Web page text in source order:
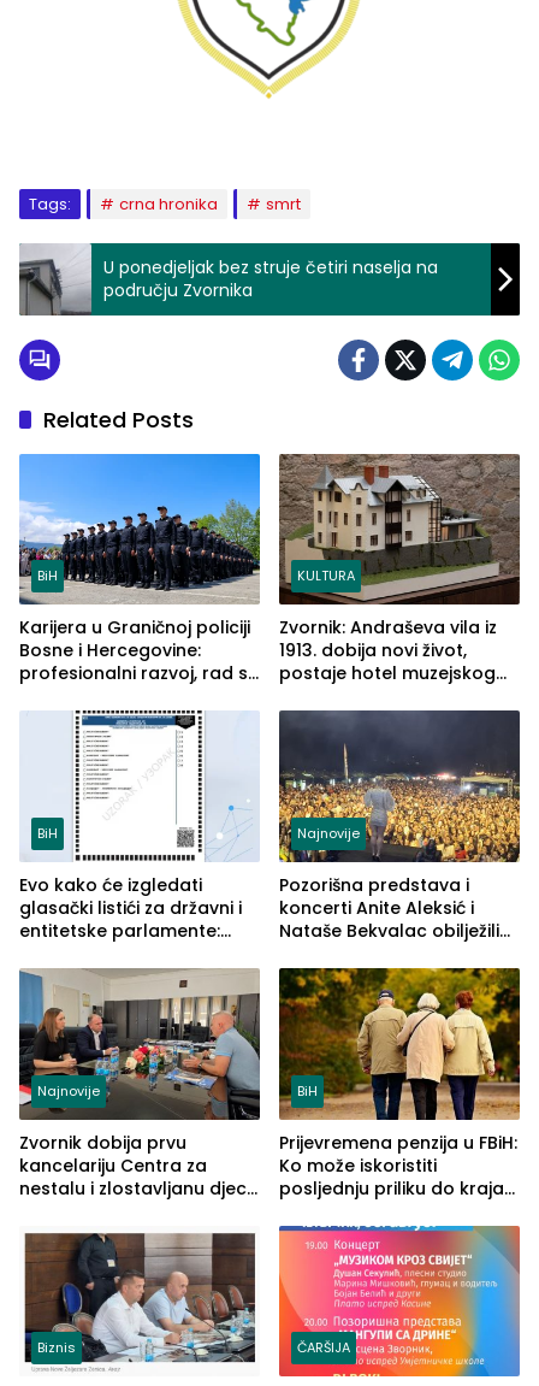
Tags: crna hronika smrt
U ponedjeljak bez struje četiri naselja na
području Zvornika
Related Posts
BiH
Karijera u Graničnoj policiji
Bosne i Hercegovine:
profesionalni razvoj, rad sa
služba građanima
KULTURA
Zvornik: Andraševa vila iz
1913. dobija novi život,
postaje hotel muzejskog
BiH
Evo kako će izgledati
glasački listići za državni i
entitetske parlamente:
vidljive na njima
Najnovije
Pozorišna predstava i
koncerti Anite Aleksić i
Nataše Bekvalac obilježili
ljeta (FOTO)
Najnovije
Zvornik dobija prvu
kancelariju Centra za
nestalu i zlostavljanu djecu
BiH
Prijevremena penzija u FBiH:
Ko može iskoristiti
posljednju priliku do kraja
Biznis ČARŠIJA